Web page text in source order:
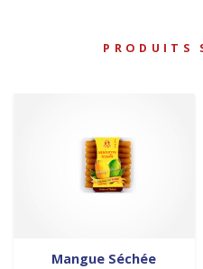
PRODUITS
Mangue Séchée